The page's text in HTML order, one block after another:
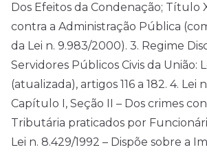
Dos Efeitos da Condenação; Título
contra a Administração Pública
da Lei n. 9.983/2000). 3. Regime
Servidores Públicos Civis da União:
(atualizada), artigos 116 a 182. 4. Lei
Capítulo I, Seção II – Dos crimes
Tributária praticados por
Lei n. 8.429/1992 – Dispõe sobre a